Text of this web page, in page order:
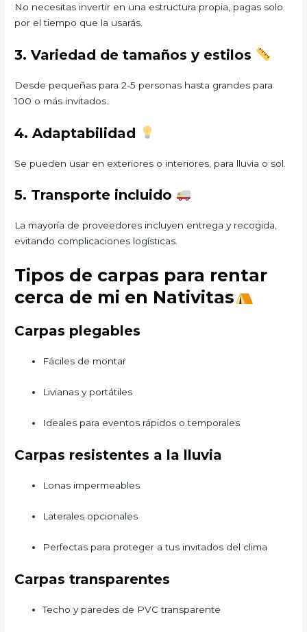
No necesitas invertir en una estructura propia, pagas solo
por el tiempo que la usarás.
3. Variedad de tamaños y estilos
Desde pequeñas para 2-5 personas hasta grandes para
100 o más invitados.
4. Adaptabilidad
Se pueden usar en exteriores o interiores, para lluvia o sol.
5. Transporte incluido
La mayoría de proveedores incluyen entrega y recogida,
evitando complicaciones logísticas.
Tipos de carpas para rentar
cerca de mi en Nativitas
Carpas plegables
Fáciles de montar
Livianas y portátiles
Ideales para eventos rápidos o temporales
Carpas resistentes a la lluvia
Lonas impermeables
Laterales opcionales
Perfectas para proteger a tus invitados del clima
Carpas transparentes
Techo y paredes de PVC transparente